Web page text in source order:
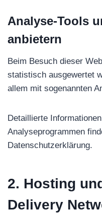
Analyse-Tools
anbietern
Beim Besuch dieser
statistisch ausgewertet
allem mit sogenannten
Detaillierte
Analyseprogrammen
Datenschutzerklärung.
2. Hosting
Delivery